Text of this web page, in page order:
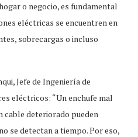
o negocio, es fundamental
eléctricas se encuentren en
sobrecargas o incluso
Jefe de Ingeniería de
eléctricos: “Un enchufe mal
cable deteriorado pueden
se detectan a tiempo. Por eso,